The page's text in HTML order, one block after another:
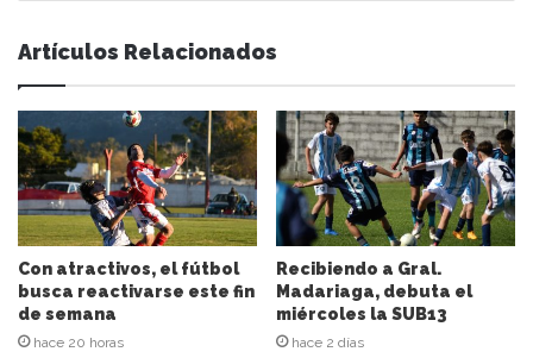
s
u
d
i
r
e
c
c
i
ó
n
d
Artículos Relacionados
Con atractivos, el fútbol
busca reactivarse este fin
de semana
hace 20 horas
Recibiendo a Gral.
Madariaga, debuta el
miércoles la SUB13
hace 2 días